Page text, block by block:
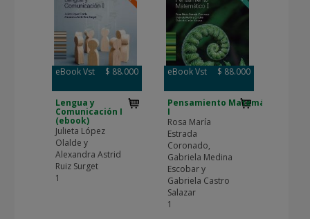
eBook Vst $ 88.000
Lengua y
Comunicación I
(ebook)
Julieta López
Olalde y
Alexandra Astrid
Ruiz Surget
1
eBook Vst $ 88.000
Pensamiento Matemático
I
Rosa María
Estrada
Coronado,
Gabriela Medina
Escobar y
Gabriela Castro
Salazar
1